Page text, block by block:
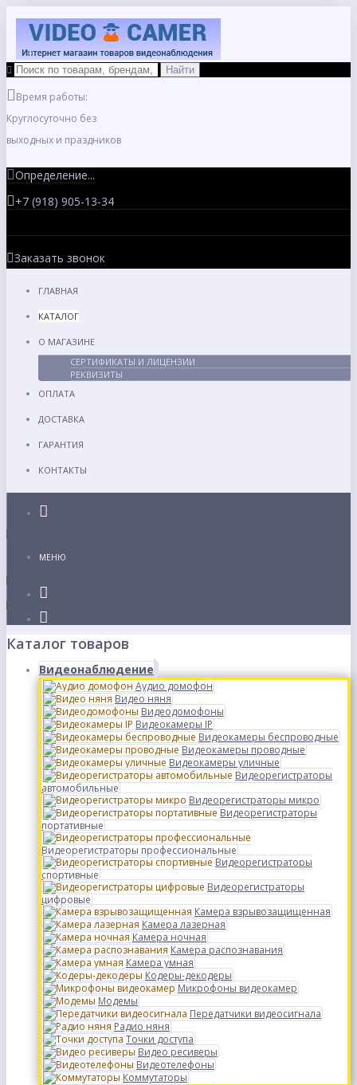
Время работы:
Круглосуточно без
выходных и праздников
Определение...
+7 (918) 905-13-34
Заказать звонок
ГЛАВНАЯ
КАТАЛОГ
О МАГАЗИНЕ
СЕРТИФИКАТЫ И ЛИЦЕНЗИИ
РЕКВИЗИТЫ
ОПЛАТА
ДОСТАВКА
ГАРАНТИЯ
КОНТАКТЫ
МЕНЮ
Каталог товаров
Видеонаблюдение
Аудио домофон
Видео няня
Видеодомофоны
Видеокамеры IP
Видеокамеры беспроводные
Видеокамеры проводные
Видеокамеры уличные
Видеорегистраторы
автомобильные
Видеорегистраторы микро
Видеорегистраторы
портативные
Видеорегистраторы профессиональные
Видеорегистраторы
спортивные
Видеорегистраторы
цифровые
Камера взрывозащищенная
Камера лазерная
Камера ночная
Камера распознавания
Камера умная
Кодеры-декодеры
Микрофоны видеокамер
Модемы
Передатчики видеосигнала
Радио няня
Точки доступа
Видео ресиверы
Видеотелефоны
Коммутаторы